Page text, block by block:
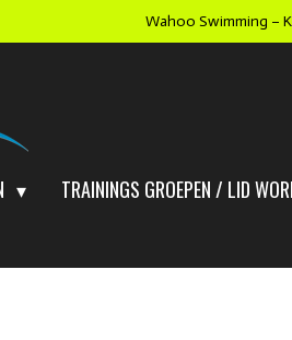
Wahoo Swimming –
TRAININGS GROEPEN / LID